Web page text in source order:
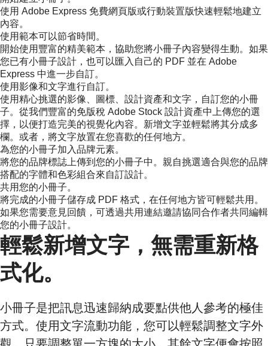
使用 Adobe Express 免費網頁版或行動裝置版快速輕鬆地建立
內容。
使用範本可以節省時間。
開始使用豐富的精美範本，協助您將小冊子內容變得生動。如果
您已有小冊子設計，也可以匯入自己的 PDF 並在 Adobe
Express 中進一步自訂。
使用影像和文字進行自訂。
使用精心挑選的影像、圖標、設計資產和文字，自訂您的小冊
子。從我們豐富的免版稅 Adobe Stock 設計資產中上傳您的選
擇，以便打造完美的視覺化內容。新增文字並輕鬆將其分成多
欄。或者，將文字放置在您喜歡的任何地方。
為您的小冊子加入品牌元素。
將您的品牌標誌上傳到您的小冊子中。親自挑選適合與您的品牌
搭配的字體和色彩組合來自訂設計。
共用您的小冊子。
將完成的小冊子儲存成 PDF 格式，在任何地方皆可輕鬆共用。
如果您需要意見回饋，可透過共用連結邀請協同合作者共同編輯
您的小冊子設計。
輕鬆新增文字，無需重新格
式化。
小冊子是把訊息迅速歸納成要點供他人參考的極佳
方式。使用文字流動功能，您可以輕鬆調整文字外